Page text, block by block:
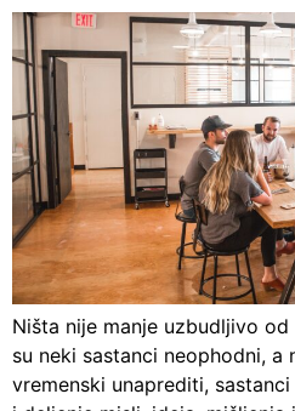
Ništa nije manje uzbudljivo od
su neki sastanci neophodni, a
vremenski unaprediti,